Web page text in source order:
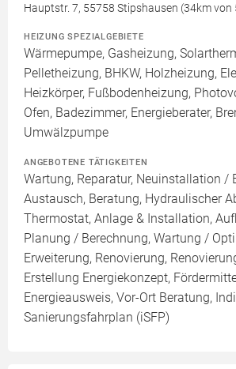
Hauptstr. 7, 55758 Stipshausen (34km von
HEIZUNG SPEZIALGEBIETE
Wärmepumpe, Gasheizung,
Pelletheizung, BHKW, Holzheizung,
Heizkörper, Fußbodenheizung,
Ofen, Badezimmer, Energieberater,
Umwälzpumpe
ANGEBOTENE TÄTIGKEITEN
Wartung, Reparatur, Neuinstallation /
Austausch, Beratung, Hydraulischer
Thermostat, Anlage & Installation,
Planung / Berechnung, Wartung /
Erweiterung, Renovierung,
Erstellung Energiekonzept,
Energieausweis, Vor-Ort Beratung,
Sanierungsfahrplan (iSFP)